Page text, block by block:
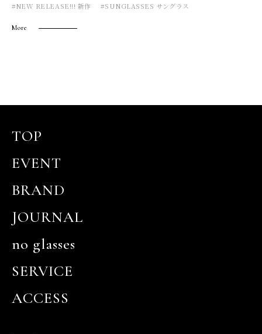
#NEW RELEASE!!! 新作 #SUNGLASSES サングラス
More
TOP
EVENT
BRAND
JOURNAL
no glasses
SERVICE
ACCESS